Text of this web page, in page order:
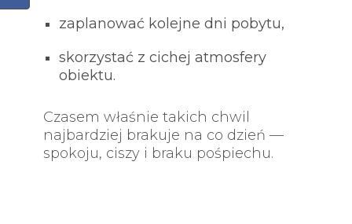
zaplanować kolejne dni pobytu,
skorzystać z cichej atmosfery
obiektu.
Czasem właśnie takich chwil
najbardziej brakuje na co dzień —
spokoju, ciszy i braku pośpiechu.